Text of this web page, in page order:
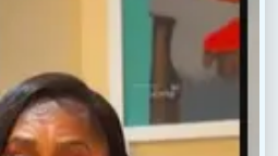
Reviews
Contact